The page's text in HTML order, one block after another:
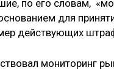
по его словам,
для
действующих
мониторинг